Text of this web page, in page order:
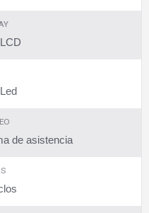
de asistencia